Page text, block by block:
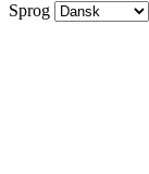
Sprog